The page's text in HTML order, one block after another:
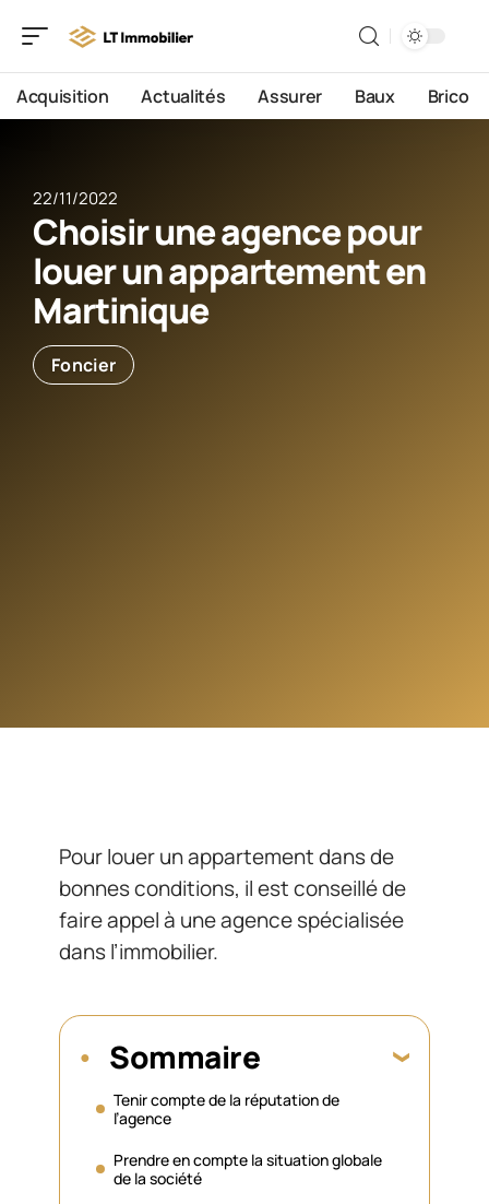
Acquisition Actualités Assurer Baux Brico
22/11/2022
Choisir une agence pour
louer un appartement en
Martinique
Foncier
Pour louer un appartement dans de
bonnes conditions, il est conseillé de
faire appel à une agence spécialisée
dans l’immobilier.
Sommaire
Tenir compte de la réputation de
l’agence
Prendre en compte la situation globale
de la société